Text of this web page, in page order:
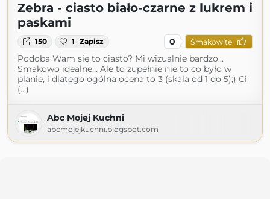
Zebra - ciasto biało-czarne z lukrem i
paskami
150 1 Zapisz 0 Smakowite
Podoba Wam się to ciasto? Mi wizualnie bardzo...
Smakowo idealne... Ale to zupełnie nie to co było w
planie, i dlatego ogólna ocena to 3 (skala od 1 do 5);) Ci
(...)
Abc Mojej Kuchni
abcmojejkuchni.blogspot.com